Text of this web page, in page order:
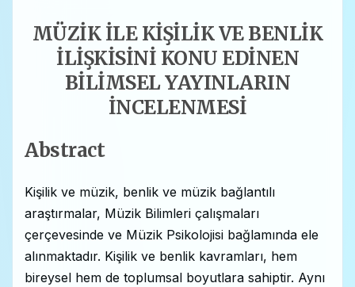
MÜZİK İLE KİŞİLİK VE BENLİK
İLİŞKİSİNİ KONU EDİNEN
BİLİMSEL YAYINLARIN
İNCELENMESİ
Abstract
Kişilik ve müzik, benlik ve müzik bağlantılı
araştırmalar, Müzik Bilimleri çalışmaları
çerçevesinde ve Müzik Psikolojisi bağlamında ele
alınmaktadır. Kişilik ve benlik kavramları, hem
bireysel hem de toplumsal boyutlara sahiptir. Aynı